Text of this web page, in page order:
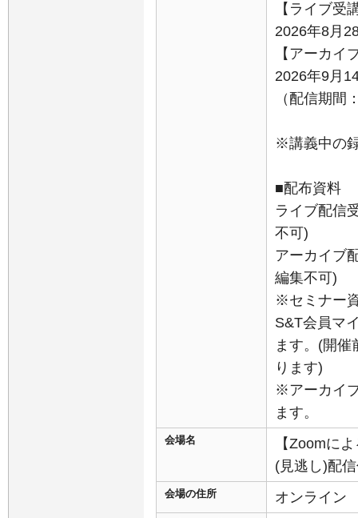
【ライブ受
2026年8月
【アーカイ
2026年9月
（配信期間
※講義中の
■配布資料
ライブ配信
不可)
アーカイブ
編集不可)
※セミナー
S&T会員マ
ます。(開催
ります)
※アーカイ
ます。
会場名
【Zoomに
(見逃し)配
会場の住所 オンライン